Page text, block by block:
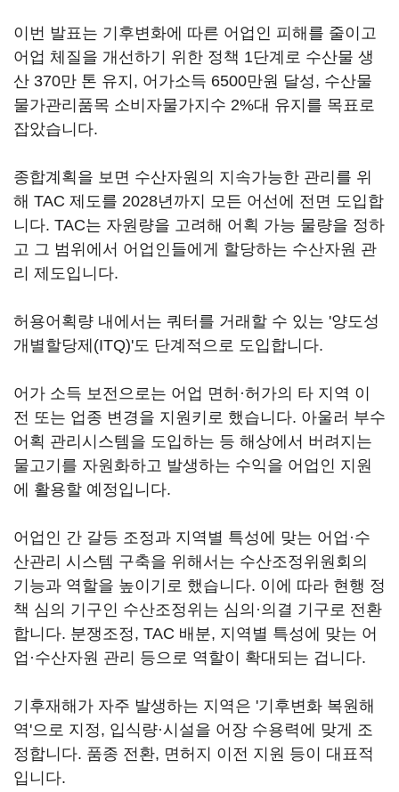
이번 발표는 기후변화에 따른 어업인 피해를 줄이고
어업 체질을 개선하기 위한 정책 1단계로 수산물 생
산 370만 톤 유지, 어가소득 6500만원 달성, 수산물
물가관리품목 소비자물가지수 2%대 유지를 목표로
잡았습니다.
종합계획을 보면 수산자원의 지속가능한 관리를 위
해 TAC 제도를 2028년까지 모든 어선에 전면 도입합
니다. TAC는 자원량을 고려해 어획 가능 물량을 정하
고 그 범위에서 어업인들에게 할당하는 수산자원 관
리 제도입니다.
허용어획량 내에서는 쿼터를 거래할 수 있는 '양도성
개별할당제(ITQ)'도 단계적으로 도입합니다.
어가 소득 보전으로는 어업 면허·허가의 타 지역 이
전 또는 업종 변경을 지원키로 했습니다. 아울러 부수
어획 관리시스템을 도입하는 등 해상에서 버려지는
물고기를 자원화하고 발생하는 수익을 어업인 지원
에 활용할 예정입니다.
어업인 간 갈등 조정과 지역별 특성에 맞는 어업·수
산관리 시스템 구축을 위해서는 수산조정위원회의
기능과 역할을 높이기로 했습니다. 이에 따라 현행 정
책 심의 기구인 수산조정위는 심의·의결 기구로 전환
합니다. 분쟁조정, TAC 배분, 지역별 특성에 맞는 어
업·수산자원 관리 등으로 역할이 확대되는 겁니다.
기후재해가 자주 발생하는 지역은 '기후변화 복원해
역'으로 지정, 입식량·시설을 어장 수용력에 맞게 조
정합니다. 품종 전환, 면허지 이전 지원 등이 대표적
입니다.